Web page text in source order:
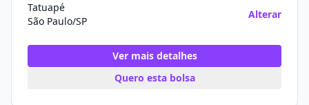
Tatuapé
São Paulo/SP
Alterar
Ver mais detalhes
Quero esta bolsa